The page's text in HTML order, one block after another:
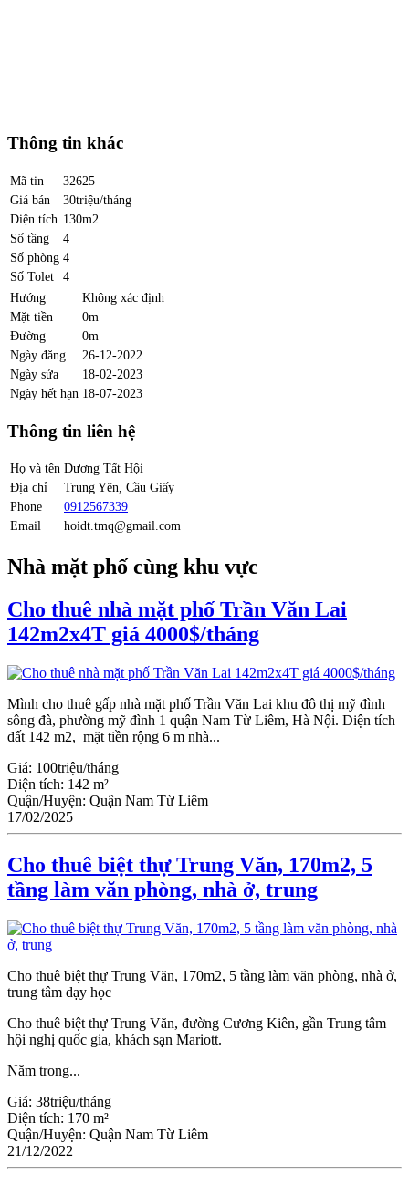
Thông tin khác
Mã tin
32625
Giá bán
30triệu/tháng
Diện tích 130m2
Số tầng
4
Số phòng 4
Số Tolet
4
Hướng
Không xác định
Mặt tiền
0m
Đường
0m
Ngày đăng
26-12-2022
Ngày sửa
18-02-2023
Ngày hết hạn 18-07-2023
Thông tin liên hệ
Họ và tên Dương Tất Hội
Địa chỉ
Trung Yên, Cầu Giấy
Phone
0912567339
Email
hoidt.tmq@gmail.com
Nhà mặt phố cùng khu vực
Cho thuê nhà mặt phố Trần Văn Lai
142m2x4T giá 4000$/tháng
Mình cho thuê gấp nhà mặt phố Trần Văn Lai khu đô thị mỹ đình
sông đà, phường mỹ đình 1 quận Nam Từ Liêm, Hà Nội. Diện tích
đất 142 m2, mặt tiền rộng 6 m nhà...
Giá: 100triệu/tháng
Diện tích: 142 m²
Quận/Huyện: Quận Nam Từ Liêm
17/02/2025
Cho thuê biệt thự Trung Văn, 170m2, 5
tầng làm văn phòng, nhà ở, trung
Cho thuê biệt thự Trung Văn, 170m2, 5 tầng làm văn phòng, nhà ở,
trung tâm dạy học
Cho thuê biệt thự Trung Văn, đường Cương Kiên, gần Trung tâm
hội nghị quốc gia, khách sạn Mariott.
Năm trong...
Giá: 38triệu/tháng
Diện tích: 170 m²
Quận/Huyện: Quận Nam Từ Liêm
21/12/2022